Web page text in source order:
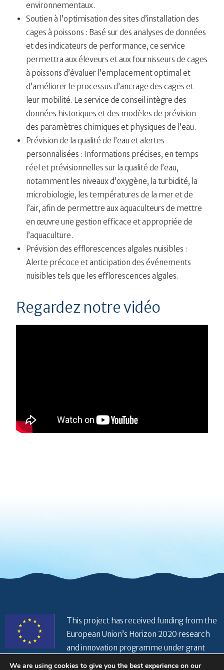
environnementaux.
Soutien à l’optimisation des sites d’installation des
cages à poissons : Basé sur des analyses de données
et des indicateurs de performance, ce service
permettra aux éleveurs et aux fournisseurs de cages
à poissons d’évaluer l’emplacement optimal et
d’améliorer le processus d’ancrage des cages et
leur mobilité. Le service de conseil intègre des
données historiques et des modèles de prévision
des paramètres chimiques et physiques de l’eau.
Prévision de la qualité de l’eau et alertes
personnalisées : Informations précises, en temps
réel et prévisionnelles sur la qualité de l’eau,
notamment les niveaux d’oxygène, la turbidité, la
microbiologie, les températures de la mer et de
l’air, afin de permettre aux aquaculteurs de mettre
en œuvre une gestion efficace et appropriée de
l’aquaculture.
Prévision des efflorescences algales nuisibles :
Alerte précoce et anticipation des événements
nuisibles tels que les efflorescences algales.
Regardez notre vidéo
This project has received funding from the
European Union’s Horizon 2020 research
and innovation programme under grant
agreement No 821934
We are using cookies to give you the best experience on our